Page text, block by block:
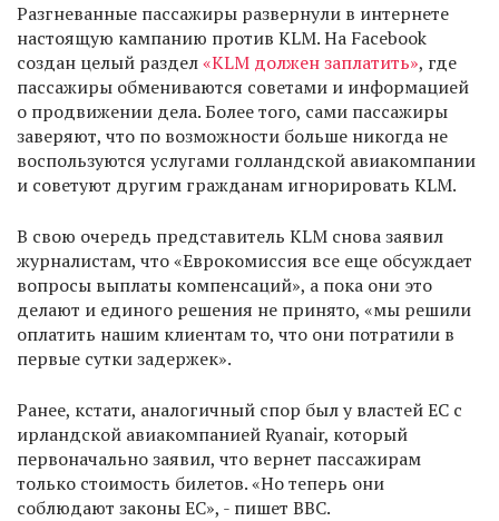
Разгневанные пассажиры развернули в интернете
настоящую кампанию против KLM. На Facebook
создан целый раздел«KLM должен заплатить», где
пассажиры обмениваются советами и информацией
о продвижении дела. Более того, сами пассажиры
заверяют, что по возможности больше никогда не
воспользуются услугами голландской авиакомпании
и советуют другим гражданам игнорировать KLM.
В свою очередь представитель KLM снова заявил
журналистам, что «Еврокомиссия все еще обсуждает
вопросы выплаты компенсаций», а пока они это
делают и единого решения не принято, «мы решили
оплатить нашим клиентам то, что они потратили в
первые сутки задержек».
Ранее, кстати, аналогичный спор был у властей ЕС с
ирландской авиакомпанией Ryanair, который
первоначально заявил, что вернет пассажирам
только стоимость билетов. «Но теперь они
соблюдают законы ЕС», - пишет ВВС.